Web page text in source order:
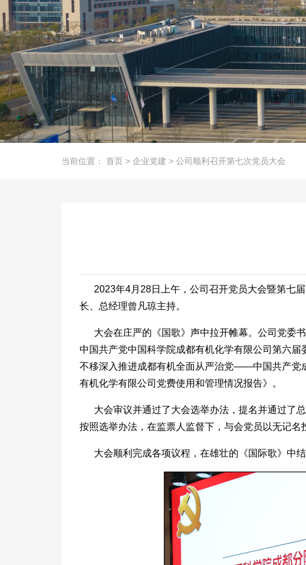
当前位置： 首页 > 企业党建 > 公司顺利召开第七次党员大会
2023年4月28日上午，公司召开党员大会暨第七
长、总经理曾凡琼主持。
大会在庄严的《国歌》声中拉开帷幕。公司党
中国共产党中国科学院成都有机化学有限公司第六
不移深入推进成都有机全面从严治党——中国共产党
有机化学有限公司党费使用和管理情况报告》。
大会审议并通过了大会选举办法，提名并通过了
按照选举办法，在监票人监督下，与会党员以无记
大会顺利完成各项议程，在雄壮的《国际歌》中结